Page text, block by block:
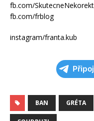
fb.com/
fb.com/frblog
instagram/franta.kub
BAN GRÉTA